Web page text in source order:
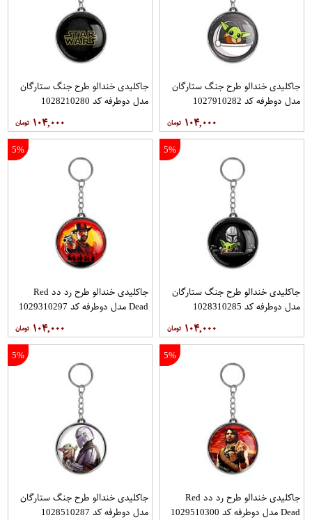
جاکلیدی خندالو طرح جنگ ستارگان
مدل دوطرفه کد 1027910282
۱۰۴,۰۰۰
جاکلیدی خندالو طرح جنگ ستارگان
مدل دوطرفه کد 1028210280
۱۰۴,۰۰۰
5%
جاکلیدی خندالو طرح جنگ ستارگان
مدل دوطرفه کد 1028310285
۱۰۴,۰۰۰
5%
جاکلیدی خندالو طرح رد دد Red
Dead مدل دوطرفه کد 1029310297
۱۰۴,۰۰۰
5%
جاکلیدی خندالو طرح رد دد Red
Dead مدل دوطرفه کد 1029510300
5%
جاکلیدی خندالو طرح جنگ ستارگان
مدل دوطرفه کد 1028510287